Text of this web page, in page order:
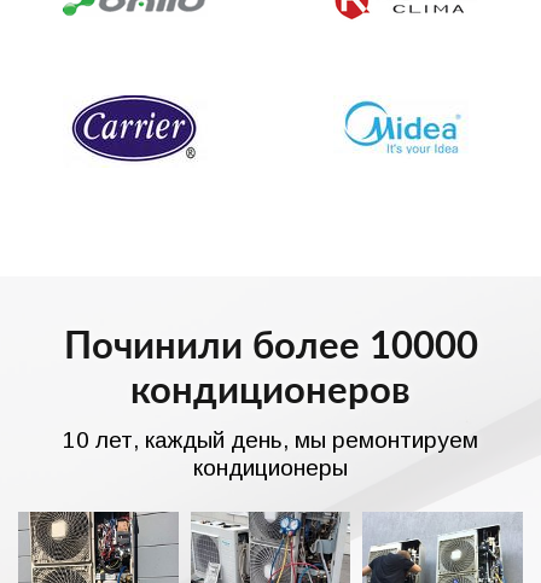
Починили более 10000
кондиционеров
10 лет, каждый день, мы ремонтируем
кондиционеры